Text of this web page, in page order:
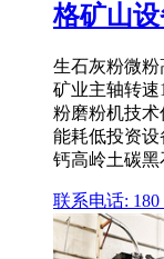
格矿山
生石灰粉微
矿业主轴转速
粉磨粉机技
能耗低投资
钙高岭土碳黑
联系电话: 180